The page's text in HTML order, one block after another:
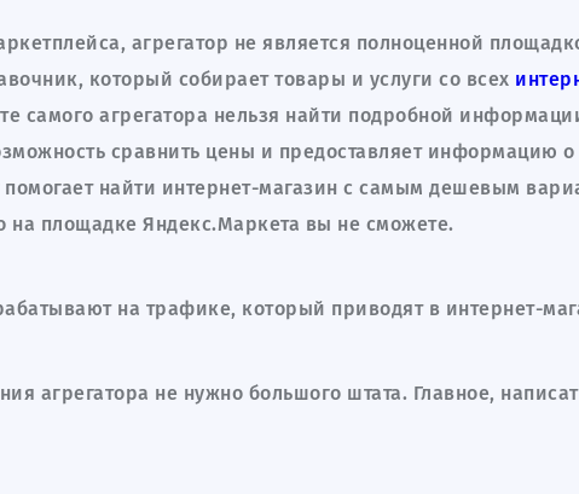
агрегатор не является полноценной
который собирает товары и услуги со всех
самого агрегатора нельзя найти подробной
сравнить цены и предоставляет информацию
найти интернет-магазин с самым дешевым
на площадке Яндекс.Маркета вы не сможете.
на трафике, который приводят в интернет-
агрегатора не нужно большого штата. Главное,
Подписаться на еженедельную